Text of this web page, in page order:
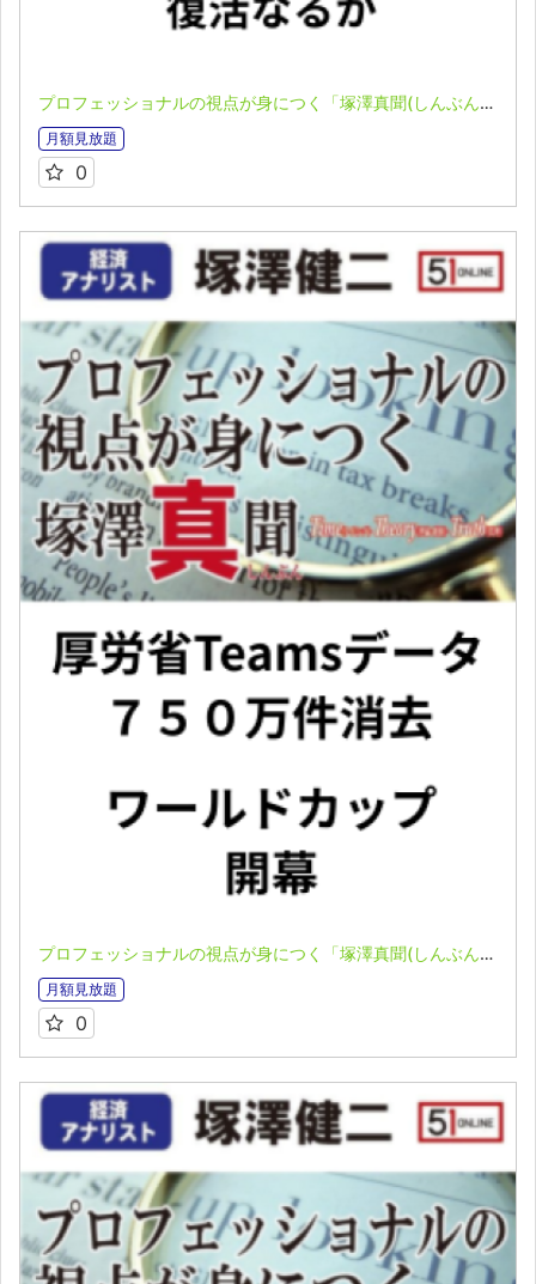
プロフェッショナルの視点が身につく「塚澤真聞(しんぶん)」(2025.6.23)
月額見放題
0
プロフェッショナルの視点が身につく「塚澤真聞(しんぶん)」(2025.6.15)
月額見放題
0